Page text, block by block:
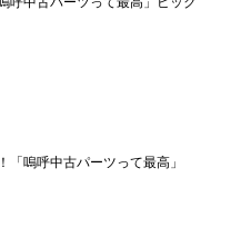
「嗚呼中古パーツって最高」